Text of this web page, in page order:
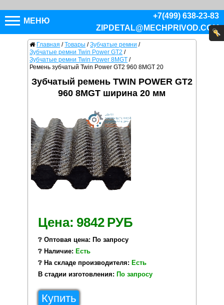
МЕНЮ
+7(499) 638-23-83
ZIPDETAL@MECHPRIVOD.COM
Главная / Товары / Зубчатые ремни /
Зубчатые ремни Twin Power GT2 /
Зубчатые ремни Twin Power 8MGT /
Ремень зубчатый Twin Power GT2 960 8MGT 20
Зубчатый ремень TWIN POWER GT2
960 8MGT ширина 20 мм
Цена: 9842 РУБ
❔ Оптовая цена: По запросу
❔ Наличие: Есть
❔ На складе производителя: Есть
В стадии изготовления: По запросу
Купить